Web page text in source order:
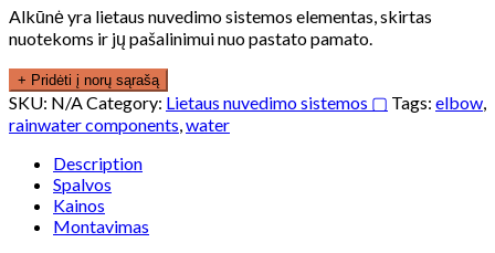
Alkūnė yra lietaus nuvedimo sistemos elementas, skirtas
nuotekoms ir jų pašalinimui nuo pastato pamato.
+ Pridėti į norų sąrašą
SKU: N/ACategory: Lietaus nuvedimo sistemos ▢ Tags: elbow,
rainwater components,water
Description
Spalvos
Kainos
Montavimas